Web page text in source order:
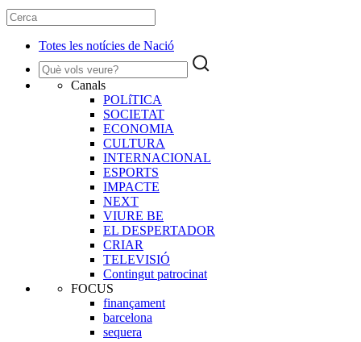
Totes les notícies de Nació
Canals
POLíTICA
SOCIETAT
ECONOMIA
CULTURA
INTERNACIONAL
ESPORTS
IMPACTE
NEXT
VIURE BE
EL DESPERTADOR
CRIAR
TELEVISIÓ
Contingut patrocinat
FOCUS
finançament
barcelona
sequera